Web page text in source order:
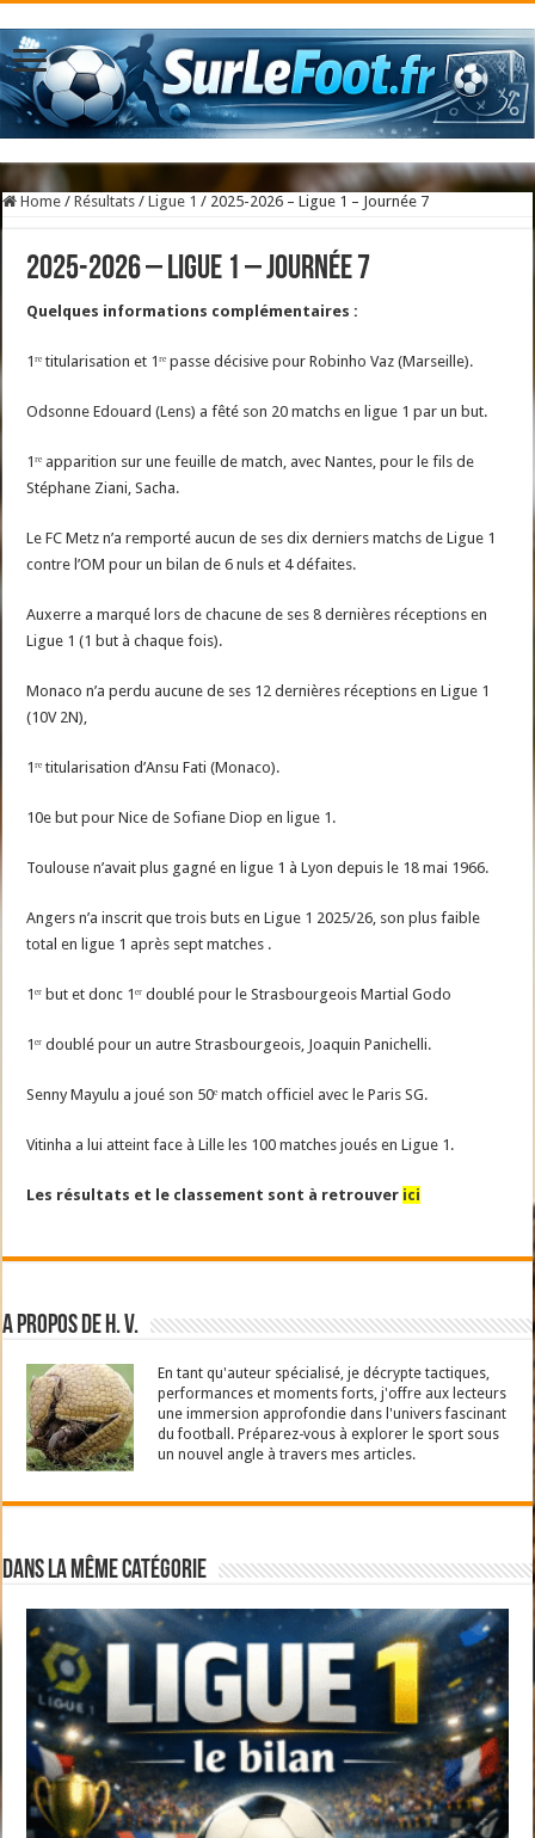
Home / Résultats / Ligue 1 / 2025-2026 – Ligue 1 – Journée 7
2025-2026 – Ligue 1 – Journée 7
Quelques informations complémentaires :
1ʳᵉ titularisation et 1ʳᵉ passe décisive pour Robinho Vaz (Marseille).
Odsonne Edouard (Lens) a fêté son 20 matchs en ligue 1 par un but.
1ʳᵉ apparition sur une feuille de match, avec Nantes, pour le fils de
Stéphane Ziani, Sacha.
Le FC Metz n’a remporté aucun de ses dix derniers matchs de Ligue 1
contre l’OM pour un bilan de 6 nuls et 4 défaites.
Auxerre a marqué lors de chacune de ses 8 dernières réceptions en
Ligue 1 (1 but à chaque fois).
Monaco n’a perdu aucune de ses 12 dernières réceptions en Ligue 1
(10V 2N),
1ʳᵉ titularisation d’Ansu Fati (Monaco).
10e but pour Nice de Sofiane Diop en ligue 1.
Toulouse n’avait plus gagné en ligue 1 à Lyon depuis le 18 mai 1966.
Angers n’a inscrit que trois buts en Ligue 1 2025/26, son plus faible
total en ligue 1 après sept matches .
1ᵉʳ but et donc 1ᵉʳ doublé pour le Strasbourgeois Martial Godo
1ᵉʳ doublé pour un autre Strasbourgeois, Joaquin Panichelli.
Senny Mayulu a joué son 50ᵉ match officiel avec le Paris SG.
Vitinha a lui atteint face à Lille les 100 matches joués en Ligue 1.
Les résultats et le classement sont à retrouver ici
A propos de H. V.
En tant qu'auteur spécialisé, je décrypte tactiques,
performances et moments forts, j'offre aux lecteurs
une immersion approfondie dans l'univers fascinant
du football. Préparez-vous à explorer le sport sous
un nouvel angle à travers mes articles.
Dans la même catégorie